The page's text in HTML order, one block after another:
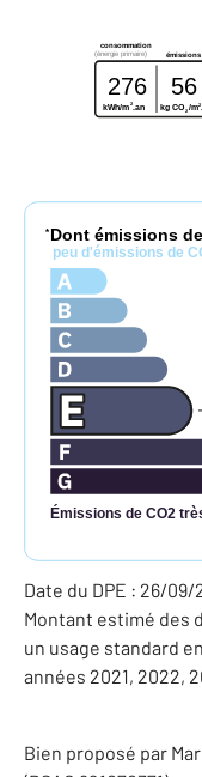
consommation
émissions
(énergie primaire)
276 56
kWh/m2.an kg CO2/m2
* Dont émissions
peu d'émissions de
Émissions de CO2
Date du DPE : 26/09/
Montant estimé des
un usage standard
années 2021, 2022,
Bien proposé par